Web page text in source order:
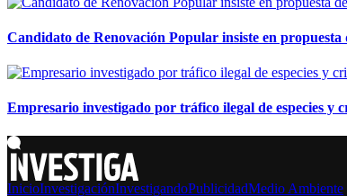
Candidato de Renovación Popular insiste en
Empresario investigado por tráfico ilegal de especies
InicioInvestigaciónInvestigandoPublicidadMedio Ambiente